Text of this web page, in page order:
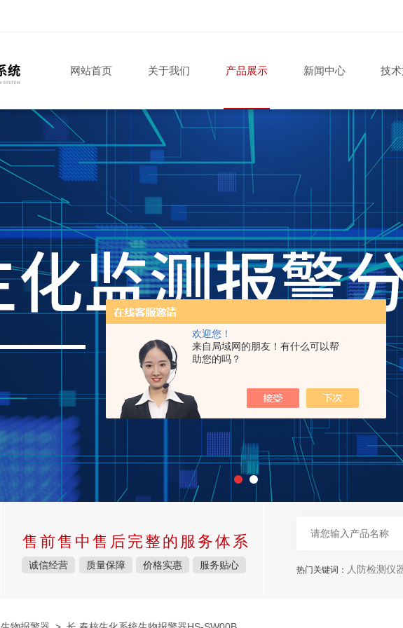
欢迎您！
来自局域网的朋友！有什么可以帮
助您的吗？
网站首页 关于我们 产品展示 新闻中心 技
售前售中售后完整的服务体系
诚信经营 质量保障 价格实惠 服务贴心 热门关键词： 人防检测仪